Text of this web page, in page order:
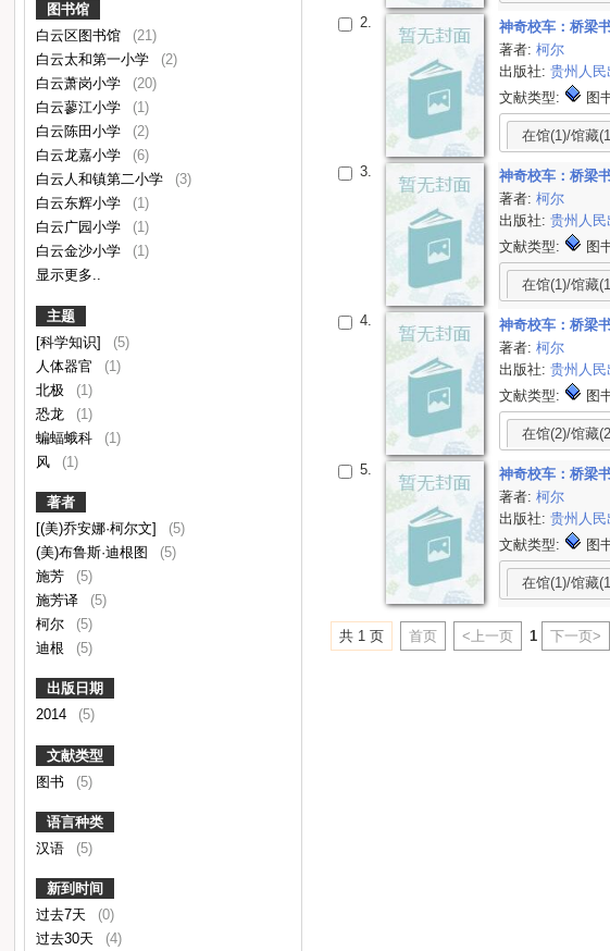
图书馆
白云区图书馆
(21)
白云太和第一小学
(2)
白云萧岗小学
(20)
白云蓼江小学
(1)
白云陈田小学
(2)
白云龙嘉小学
(6)
白云人和镇第二小学
(3)
白云东辉小学
(1)
白云广园小学
(1)
白云金沙小学
(1)
显示更多..
主题
[科学知识]
(5)
人体器官
(1)
北极
(1)
恐龙
(1)
蝙蝠蛾科
(1)
风
(1)
著者
[(美)乔安娜·柯尔文]
(5)
(美)布鲁斯·迪根图
(5)
施芳
(5)
施芳译
(5)
柯尔
(5)
迪根
(5)
出版日期
2014
(5)
文献类型
图书
(5)
语言种类
汉语
(5)
新到时间
过去7天
(0)
过去30天
(4)
2.
神奇校车：桥梁
著者:柯尔
出版社:贵州人民
文献类型:
图
在馆(1)/馆藏
3.
神奇校车：桥梁
著者:柯尔
出版社:贵州人民
文献类型:
图
在馆(1)/馆藏
4.
神奇校车：桥梁
著者:柯尔
出版社:贵州人民
文献类型:
图
在馆(2)/馆藏
5.
神奇校车：桥梁
著者:柯尔
出版社:贵州人民
文献类型:
图
在馆(1)/馆藏
共 1 页 首页 <上一页 1 下一页>